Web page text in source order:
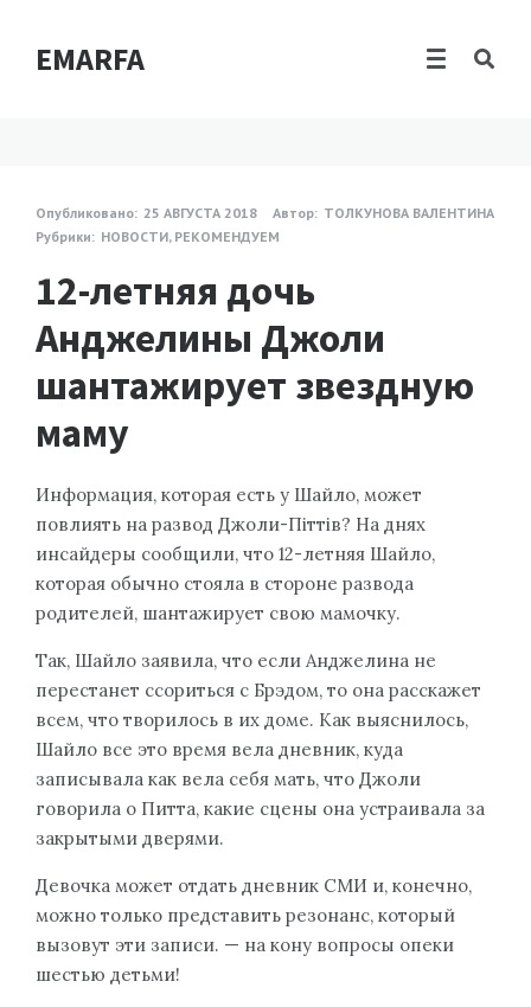
EMARFA
Опубликовано: 25 АВГУСТА 2018 Автор: ТОЛКУНОВА ВАЛЕНТИНА
Рубрики: НОВОСТИ, РЕКОМЕНДУЕМ
12-летняя дочь
Анджелины Джоли
шантажирует звездную
маму
Информация, которая есть у Шайло, может
повлиять на развод Джоли-Піттів? На днях
инсайдеры сообщили, что 12-летняя Шайло,
которая обычно стояла в стороне развода
родителей, шантажирует свою мамочку.
Так, Шайло заявила, что если Анджелина не
перестанет ссориться с Брэдом, то она расскажет
всем, что творилось в их доме. Как выяснилось,
Шайло все это время вела дневник, куда
записывала как вела себя мать, что Джоли
говорила о Питта, какие сцены она устраивала за
закрытыми дверями.
Девочка может отдать дневник СМИ и, конечно,
можно только представить резонанс, который
вызовут эти записи. — на кону вопросы опеки
шестью детьми!